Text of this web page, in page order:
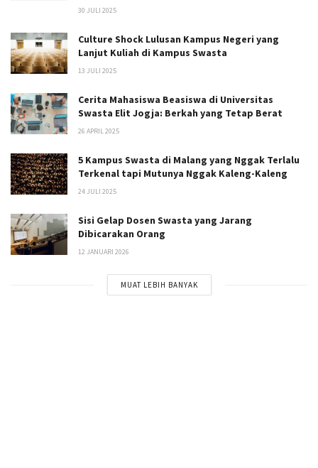
30 JULI 2025
Culture Shock Lulusan Kampus Negeri yang
Lanjut Kuliah di Kampus Swasta
13 JULI 2025
Cerita Mahasiswa Beasiswa di Universitas
Swasta Elit Jogja: Berkah yang Tetap Berat
26 APRIL 2025
5 Kampus Swasta di Malang yang Nggak Terlalu
Terkenal tapi Mutunya Nggak Kaleng-Kaleng
24 JULI 2025
Sisi Gelap Dosen Swasta yang Jarang
Dibicarakan Orang
12 JANUARI 2026
MUAT LEBIH BANYAK